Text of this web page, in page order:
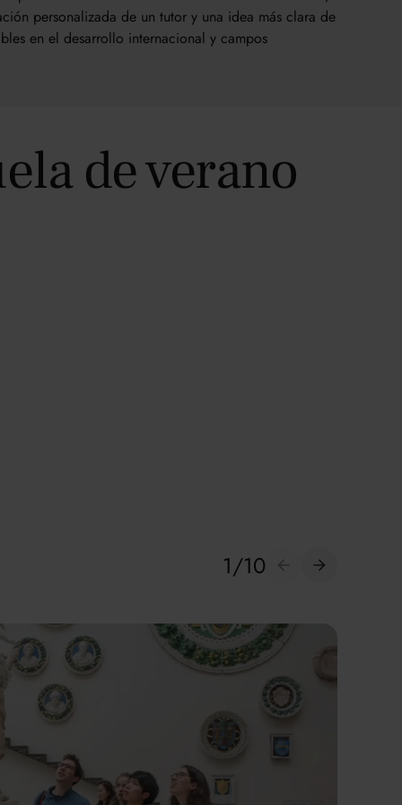
personalizada de un tutor y una idea más clara de
en el desarrollo internacional y campos
de verano
1/10